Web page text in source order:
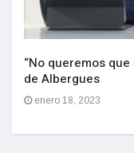
“No queremos
de Albergues
enero 18, 2023